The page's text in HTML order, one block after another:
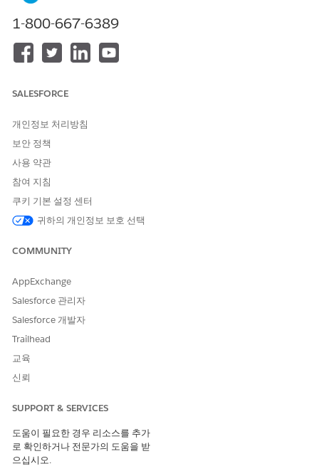
모델은 자산을 판매하는 대신 IT 자산을 내부적으로 교환하므로 일
련 제품에 대한 종속성이 없어집니다. 자산을 처리, 반품, 수명 주기
자산 워크플로 자동화 및 통합
표준화된 워크플로를 사용하여 내부 하드웨어 자산의 전체 수명 주
IT 부서가 시간을 절약하고 정확한 재고 레코드를 유지할 수 있습니
다.
추적합니다. 자산을 제품 항목 레코드에 직접 연결하여 세분화
된 수량을 추적합니다. 사용 가능한 수량, 할당된 수량, 운송 중
수량, 손상된 수량, 대기 중 수량과 같은 시/도 기반 잔고를 모니
터링합니다. 세분화된 추적은 이행 지연을 방지하고 과도한 약
속이 있는 자산을 방지합니다.
자산 수명 주기 관리
준화된 워크플로에는 처리 주문, 반품 주문, 폐기 주문에 대한
연결된 추적이 포함됩니다.
대량 작업: 선택한 자산 그룹에서 중요 수명 주기 전환을 동시에
수행합니다. 배치 처리를 사용하여 클릭 몇 번으로 대규모 자산
로드된 CSV 파일에서 빠른 대량 업데이트를 실행합니다.
자산 -> 구성 항목 동기화
다. 이벤트 중심 양방향 동기화는 필드 수준에서 레코드를 업데
입력을 제거하며 데이터 드리프트를 줄입니다.
IT 자산 관리용 Agentforce: 사전 대화형 지원을 통해 자산 수명
주기를 오케스트레이션합니다. 사용자 정의 ITAM 목표에 맞게
1-800-667-6389
SALESFORCE
개인정보 처리방침
보안 정책
사용 약관
참여 지침
쿠키 기본 설정 센터
귀하의 개인정보 보호 선택
COMMUNITY
AppExchange
Salesforce 관리자
Salesforce 개발자
Trailhead
교육
신뢰
SUPPORT & SERVICES
도움이 필요한 경우 리소스를 추가
로 확인하거나 전문가의 도움을 받
으십시오.